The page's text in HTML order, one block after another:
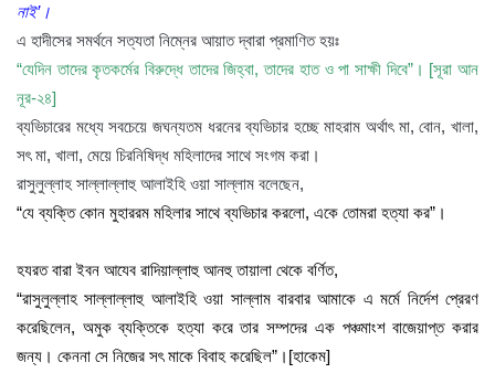
নাই’।
এ হাদীসের সমর্থনে সত্যতা নিম্নের আয়াত দ্বারা প্রমাণিত হয়ঃ
“যেদিন তাদের কৃতকর্মের বিরুদ্ধে তাদের জিহ্বা, তাদের হাত ও পা সাক্ষী দিবে”। [সূরা আন
নূর-২৪]
ব্যভিচারের মধ্যে সবচেয়ে জঘন্যতম ধরনের ব্যভিচার হচ্ছে মাহরাম অর্থাৎ মা, বোন, খালা,
সৎ মা, খালা, মেয়ে চিরনিষিদ্ধ মহিলাদের সাথে সংগম করা।
রাসুলুল্লাহ সাল্লাল্লাহু আলাইহি ওয়া সাল্লাম বলেছেন,
“যে ব্যক্তি কোন মুহাররম মহিলার সাথে ব্যভিচার করলো, একে তোমরা হত্যা কর”।
হযর‌ত বারা ইবন আযেব রাদিয়াল্লাহু আনহু তায়ালা থেকে বর্ণিত,
“রাসুলুল্লাহ সাল্লাল্লাহু আলাইহি ওয়া সাল্লাম বারবার আমাকে এ মর্মে নির্দেশ প্রেরণ
করেছিলেন, অমুক ব্যক্তিকে হত্যা করে তার সম্পদের এক পঞ্চমাংশ বাজেয়াপ্ত করার
জন্য। কেননা সে নিজের সৎ মাকে বিবাহ করেছিল”।[হাকেম]